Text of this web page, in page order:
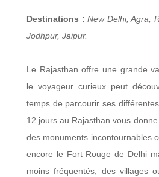
Destinations : New Delhi, Agra,
Jodhpur, Jaipur.
Le Rajasthan offre une grande
le voyageur curieux peut
temps de parcourir ses
12 jours au Rajasthan vous
des monuments incontournables
encore le Fort Rouge de Delhi
moins fréquentés, des villages